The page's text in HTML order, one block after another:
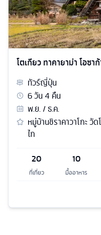
โตเกียว ทาคายาม่า โอซา
ทัวร์ญี่ปุ่น
6วัน4 คืน
พ.ย. / ธ.ค.
หมู่บ้านชิราคาวาโกะ วั
ไก
20
ที่เที่ยว
10
มื้ออาหาร